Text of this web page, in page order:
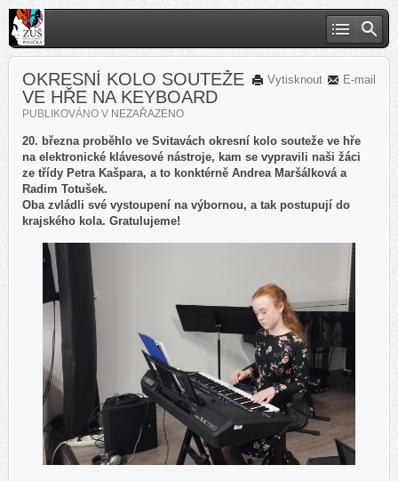
E-mail
Vytisknout
OKRESNÍ KOLO SOUTEŽE
VE HŘE NA KEYBOARD
PUBLIKOVÁNO V NEZAŘAZENO
20. března proběhlo ve Svitavách okresní kolo souteže ve hře
na elektronické klávesové nástroje, kam se vypravili naši žáci
ze třídy Petra Kašpara, a to konktérně Andrea Maršálková a
Radim Totušek.
Oba zvládli své vystoupení na výbornou, a tak postupují do
krajského kola. Gratulujeme!